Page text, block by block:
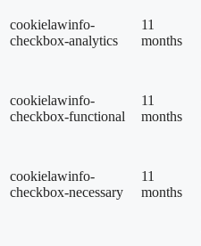
cookielawinfo-
checkbox-analytics
11
months
cookielawinfo-
checkbox-functional
11
months
cookielawinfo-
checkbox-necessary
11
months